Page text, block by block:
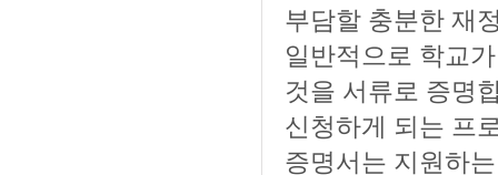
부담할 충분한 재
일반적으로 학교
것을 서류로 증명
신청하게 되는 프
증명서는 지원하